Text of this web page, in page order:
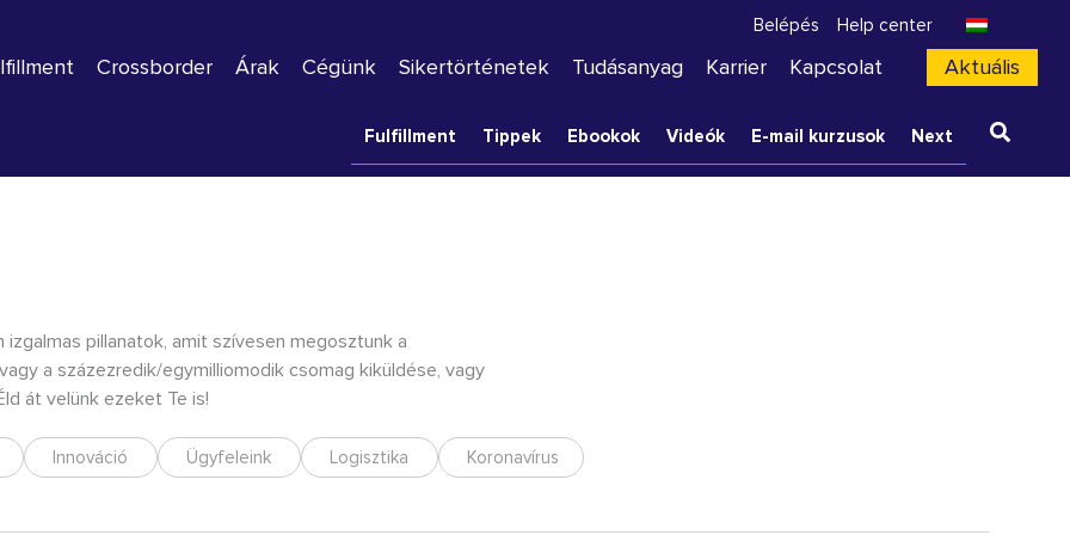
Belépés Help center
Crossborder Árak Cégünk Sikertörténetek Tudásanyag Karrier Kapcsolat Aktuális
Fulfillment Tippek Ebookok Videók E-mail kurzusok Next
pillanatok, amit szívesen megosztunk a
a százezredik/egymilliomodik csomag kiküldése, vagy
át velünk ezeket Te is!
Innováció Ügyfeleink Logisztika Koronavírus